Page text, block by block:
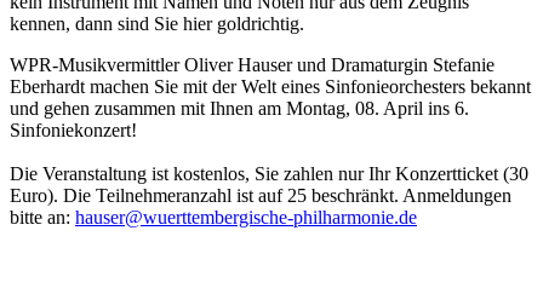
kennen, dann sind Sie hier goldrichtig.
WPR-Musikvermittler Oliver Hauser und Dramaturgin Stefanie
Eberhardt machen Sie mit der Welt eines Sinfonieorchesters bekannt
und gehen zusammen mit Ihnen am Montag, 08. April ins 6.
Sinfoniekonzert!
Die Veranstaltung ist kostenlos, Sie zahlen nur Ihr Konzertticket (30
Euro). Die Teilnehmeranzahl ist auf 25 beschränkt. Anmeldungen
bitte an: hauser@wuerttembergische-philharmonie.de